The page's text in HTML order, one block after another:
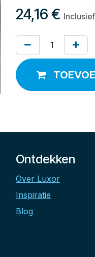
24,16 €
Ontdekken
Over Luxor
Inspiratie
Blog